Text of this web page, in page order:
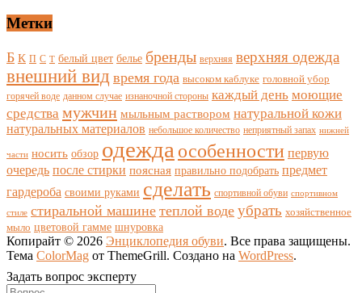
Метки
Б К П С Т белый цвет белье бренды верхняя верхняя одежда
внешний вид время года высоком каблуке головной убор
горячей воде данном случае изнаночной стороны каждый день моющие
средства мужчин мыльным раствором натуральной кожи
натуральных материалов небольшое количество неприятный запах нижней
части носить обзор одежда особенности первую
очередь после стирки поясная правильно подобрать предмет
гардероба своими руками сделать спортивной обуви спортивном
стиле стиральной машине теплой воде убрать хозяйственное
мыло цветовой гамме шнуровка
Копирайт © 2026 Энциклопедия обуви. Все права защищены.
Тема ColorMag от ThemeGrill. Создано на WordPress.
Задать вопрос эксперту